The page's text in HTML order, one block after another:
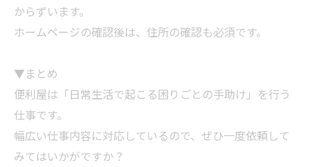
からずいます。
ホームページの確認後は、住所の確認も必須です。
▼まとめ
便利屋は「日常生活で起こる困りごとの手助け」を行う
仕事です。
幅広い仕事内容に対応しているので、ぜひ一度依頼して
みてはいかがですか？